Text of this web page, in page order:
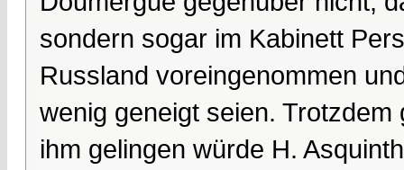
sondern sogar im Kabinett
Russland voreingenommen
wenig geneigt seien.
ihm gelingen würde H.